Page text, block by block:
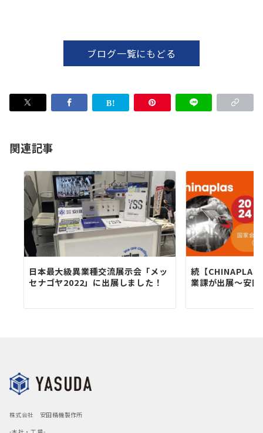
ブログ一覧にもどる
関連記事
日本最大級異業種交流展示会「メッ
セナゴヤ2022」に出展しました！
続【CHINAPLAS
業課が出展～安
株式会社 安田精機製作所